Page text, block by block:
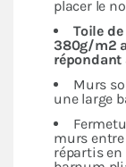
placer le
Toile
380g/m2
répondant
Murs
une large
murs
répartis